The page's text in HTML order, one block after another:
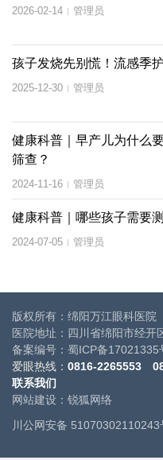
2026-02-14 | 管理员
孩子发烧先别慌！流感季
2025-12-30 | 管理员
健康科普｜早产儿为什么
筛查？
2024-11-16 | 管理员
健康科普｜哪些孩子需要
2024-07-05 | 管理员
版权所有：绵阳万江眼科医院
医院地址：四川省绵阳市经开
备案编号： 蜀ICP备17021335
爱眼热线： 0816-2265553
联系我们
网站建设 ： 锐狐网络
川公网安备 51070302110243